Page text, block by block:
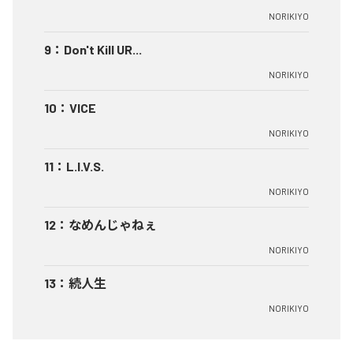
NORIKIYO
9 ： Don't Kill UR...
NORIKIYO
10 ： VICE
NORIKIYO
11 ： L.I.V.S.
NORIKIYO
12 ： なめんじゃねぇ
NORIKIYO
13 ： 続人生
NORIKIYO